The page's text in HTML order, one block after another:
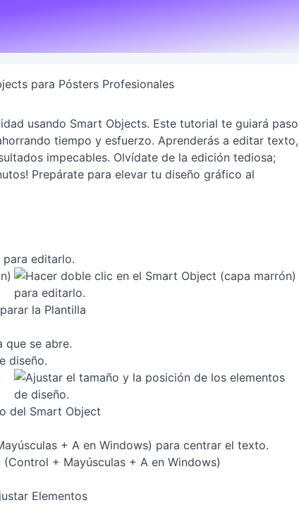
para Pósters Profesionales
usando Smart Objects. Este tutorial te guiará paso
tiempo y esfuerzo. Aprenderás a editar texto,
impecables. Olvídate de la edición tediosa;
Prepárate para elevar tu diseño gráfico al
editarlo.
la Plantilla
que se abre.
diseño.
del Smart Object
+ A en Windows) para centrar el texto.
Elementos